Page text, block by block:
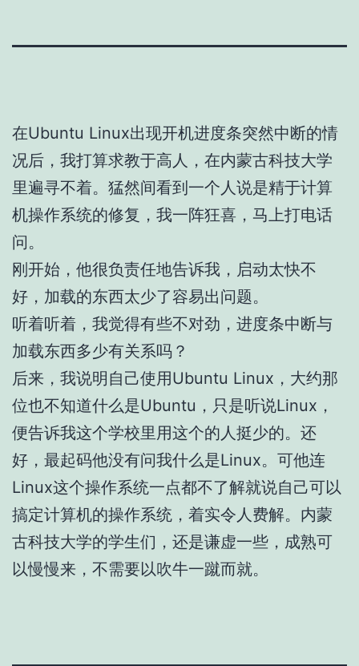
在Ubuntu Linux出现开机进度条突然中断的情
况后，我打算求教于高人，在内蒙古科技大学
里遍寻不着。猛然间看到一个人说是精于计算
机操作系统的修复，我一阵狂喜，马上打电话
问。
刚开始，他很负责任地告诉我，启动太快不
好，加载的东西太少了容易出问题。
听着听着，我觉得有些不对劲，进度条中断与
加载东西多少有关系吗？
后来，我说明自己使用Ubuntu Linux，大约那
位也不知道什么是Ubuntu，只是听说Linux，
便告诉我这个学校里用这个的人挺少的。还
好，最起码他没有问我什么是Linux。可他连
Linux这个操作系统一点都不了解就说自己可以
搞定计算机的操作系统，着实令人费解。内蒙
古科技大学的学生们，还是谦虚一些，成熟可
以慢慢来，不需要以吹牛一蹴而就。